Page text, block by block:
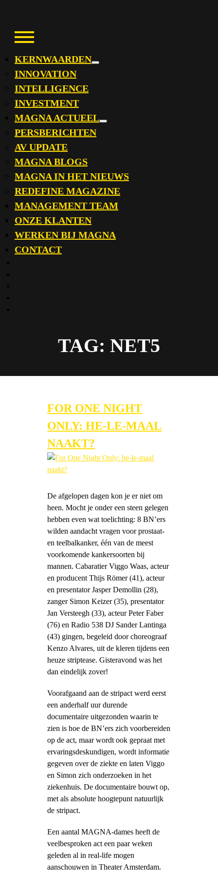
KERNWAARDEN
expand
INNOVATION
INTELLIGENCE
INVESTMENT
MAGNA ACTUEEL
expand
PERSBERICHTEN
AV UPDATE
MAGNA BLOGS
MAGNA IN HET NIEUWS
REDEFINE MAGAZINE
MANAGEMENT TEAM
ONZE KLANTEN
WERKEN BIJ MAGNA
CONTACT
TAG: NET5
FOR ONE NIGHT
ONLY: HE-LE-MAAL
NAAKT?
De afgelopen dagen kon je er niet om
heen. Mocht je onder een steen gelegen
hebben even wat toelichting: 8 BN’ers
wilden aandacht vragen voor prostaat-
en teelbalkanker, één van de meest
voorkomende kankersoorten bij
mannen. Cabaratier Viggo Waas, acteur
en producent Thijs Römer (41), acteur
en presentator Jasper Demollin (28),
zanger Simon Keizer (35), presentator
Jan Versteegh (33), acteur Peter Faber
(76) en Radio 538 DJ Sander Lantinga
(43) gingen, begeleid door choreograaf
Kenzo Alvares, uit de kleren tijdens een
heuze striptease. Gisteravond was het
dan eindelijk zover!
Voorafgaand aan de stripact werd eerst
een anderhalf uur durende
documentaire uitgezonden waarin te
zien is hoe de BN’ers zich voorbereiden
op de act, maar wordt ook gepraat met
ervaringsdeskundigen, wordt informatie
gegeven over de ziekte en laten Viggo
en Simon zich onderzoeken in het
ziekenhuis. De documentaire bouwt op,
met als absolute hoogtepunt natuurlijk
de stripact.
Een aantal MAGNA-dames heeft de
veelbesproken act een paar weken
geleden al in real-life mogen
aanschouwen in Theater Amsterdam.